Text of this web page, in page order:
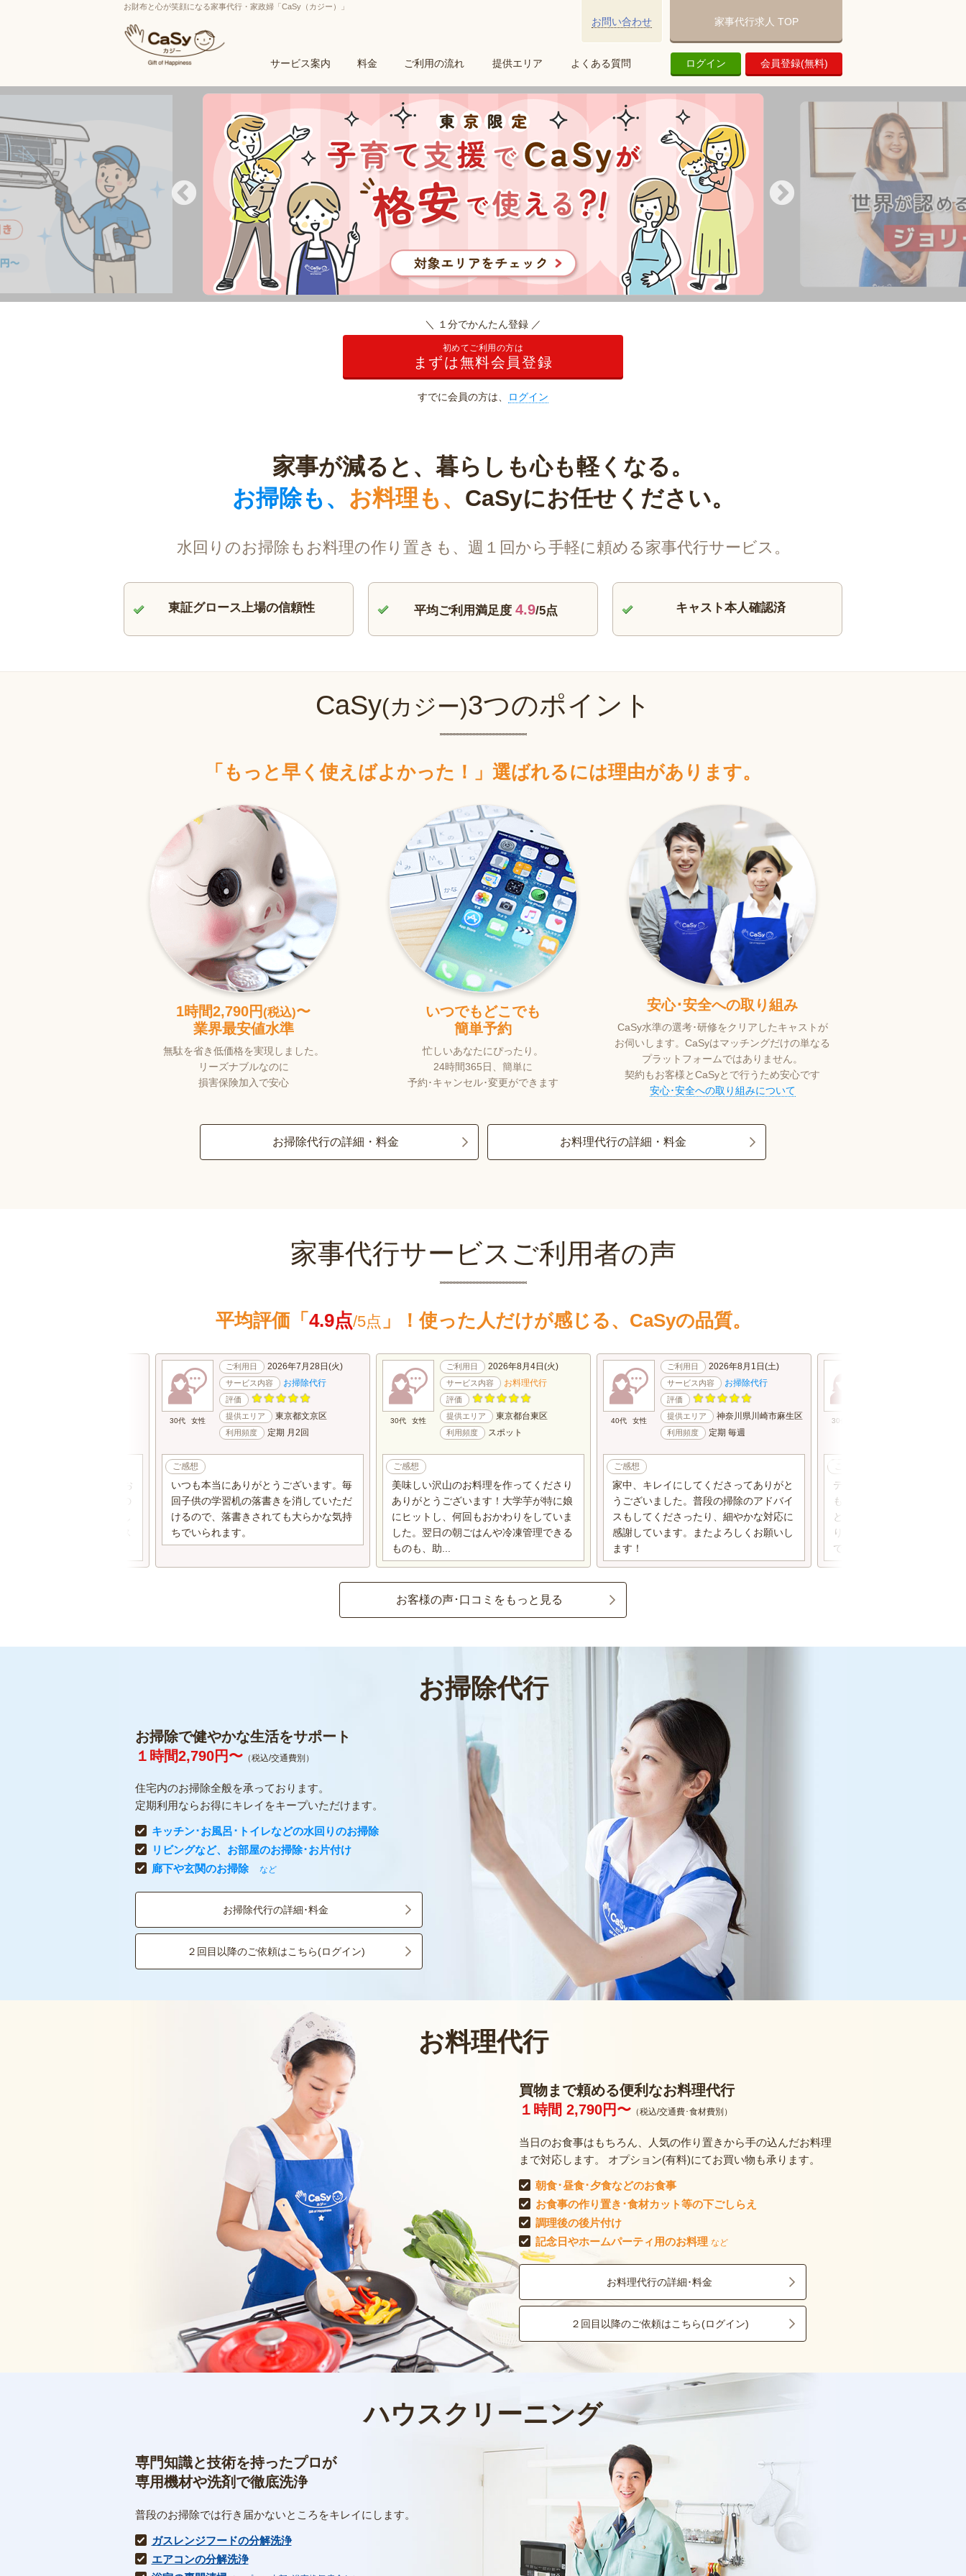
お財布と心が笑顔になる家事代行・家政婦「CaSy（カジー）」
サービス案内 料金 ご利用の流れ 提供エリア よくある質問 ログイン 会員登録(無料)
お問い合わせ 家事代行求人 TOP
＼ １分でかんたん登録 ／
初めてご利用の方は
まずは無料会員登録
すでに会員の方は、 ログイン
家事が減ると、 暮らしも心も軽くなる。
お掃除も、 お料理も、 CaSyにお任せください。
水回りのお掃除もお料理の作り置きも、 週１回から手軽に頼める家事代行サービス。
東証グロース上場の信頼性 平均ご利用満足度4.9/5点 キャスト本人確認済
CaSy(カジー)3つのポイント
「もっと早く使えばよかった！」 選ばれるには理由があります。
1時間2,790円(税込)〜
業界最安値水準
無駄を省き低価格を実現しました。
リーズナブルなのに
損害保険加入で安心
いつでもどこでも
簡単予約
忙しいあなたにぴったり。
24時間365日、簡単に
予約･キャンセル･変更ができます
安心･安全への取り組み
CaSy⽔準の選考･研修をクリアしたキャストが
お伺いします。CaSyはマッチングだけの単なる
プラットフォームではありません。
契約もお客様とCaSyとで⾏うため安⼼です
安心･安全への取り組みについて
お掃除代行の詳細・料金 お料理代行の詳細・料金
家事代行サービスご利用者の声
平均評価「 4.9点/5点 」！使った人だけが感じる、CaSyの品質。
して10秒で、もう好きなお
汚いお部屋で申し訳ないの
30代 女性
ご利用日 2026年7月28日(火)
サービス内容 お掃除代行
評価
提供エリア
東京都文京区
利用頻度 定期 月2回
ご感想
いつも本当にありがとうございます。毎
回子供の学習机の落書きを消していただ
けるので、落書きされても大らかな気持
ちでいられます。
30代 女性
ご利用日 2026年8月4日(火)
サービス内容 お料理代行
評価
提供エリア
東京都台東区
利用頻度 スポット
ご感想
美味しい沢山のお料理を作ってくださり
ありがとうございます！大学芋が特に娘
にヒットし、何回もおかわりをしていま
した。翌日の朝ごはんや冷凍管理できる
ものも、助...
40代 女性
ご利用日 2026年8月1日(土)
サービス内容 お掃除代行
評価
提供エリア
神奈川県川崎市麻生区
利用頻度 定期 毎週
ご感想
家中、キレイにしてくださってありがと
うございました。普段の掃除のアドバイ
スもしてくださったり、細やかな対応に
感謝しています。またよろしくお願いし
ます！
30代
テキパキとお掃除していた
も明るく優しく接していた
とうございました！おかげ
り食事ができて、家がとて
です。
お客様の声･口コミをもっと見る
お掃除代行
お掃除で健やかな生活をサポート
１時間2,790円〜 （税込/交通費別）
住宅内のお掃除全般を承っております。
定期利用ならお得にキレイをキープいただけます。
キッチン･お風呂･トイレなどの水回りのお掃除
リビングなど、お部屋のお掃除･お片付け
廊下や玄関のお掃除
など
お掃除代行の詳細･料金
２回目以降のご依頼はこちら(ログイン)
お料理代行
買物まで頼める便利なお料理代行
１時間 2,790円〜 （税込/交通費･食材費別）
当日のお食事はもちろん、人気の作り置きから手の込んだお料理
まで対応します。 オプション(有料)にてお買い物も承ります。
朝食･昼食･夕食などのお食事
お食事の作り置き･食材カット等の下ごしらえ
調理後の後片付け
記念日やホームパーティ用のお料理 など
お料理代行の詳細･料金
２回目以降のご依頼はこちら(ログイン)
ハウスクリーニング
専門知識と技術を持ったプロが
専用機材や洗剤で徹底洗浄
普段のお掃除では行き届かないところをキレイにします。
ガスレンジフードの分解洗浄
エアコンの分解洗浄